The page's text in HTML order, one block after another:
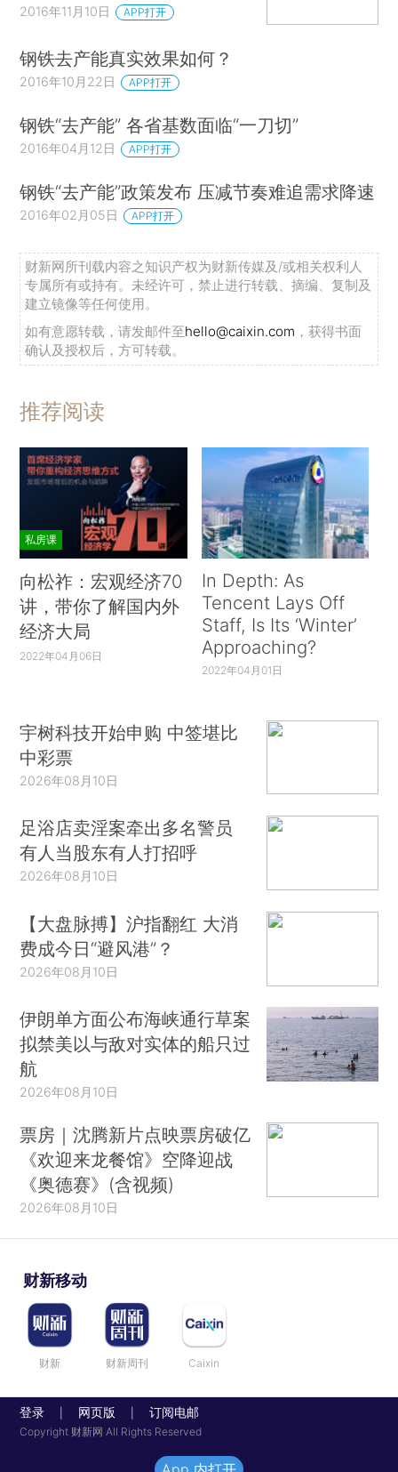
2016年11月10日 APP打开
钢铁去产能真实效果如何？
2016年10月22日 APP打开
钢铁“去产能” 各省基数面临“一刀切”
2016年04月12日 APP打开
钢铁“去产能”政策发布 压减节奏难追需求降速
2016年02月05日 APP打开
财新网所刊载内容之知识产权为财新传媒及/或相关权利人
专属所有或持有。未经许可，禁止进行转载、摘编、复制及
建立镜像等任何使用。
如有意愿转载，请发邮件至hello@caixin.com ，获得书面
确认及授权后，方可转载。
推荐阅读
私房课
向松祚：宏观经济70
讲，带你了解国内外
经济大局
2022年04月06日
In Depth: As
Tencent Lays Off
Staff, Is Its ‘Winter’
Approaching?
2022年04月01日
宇树科技开始申购 中签堪比
中彩票
2026年08月10日
足浴店卖淫案牵出多名警员
有人当股东有人打招呼
2026年08月10日
【大盘脉搏】沪指翻红 大消
费成今日“避风港”？
2026年08月10日
伊朗单方面公布海峡通行草案
拟禁美以与敌对实体的船只过
航
2026年08月10日
票房｜沈腾新片点映票房破亿
《欢迎来龙餐馆》空降迎战
《奥德赛》(含视频)
2026年08月10日
财新移动
财新 财新周刊 Caixin
登录 网页版 订阅电邮
Copyright 财新网 All Rights Reserved